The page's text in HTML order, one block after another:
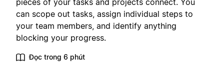
pieces of your tasks and projects connect. You
can scope out tasks, assign individual steps to
your team members, and identify anything
blocking your progress.
Đọc trong 6 phút